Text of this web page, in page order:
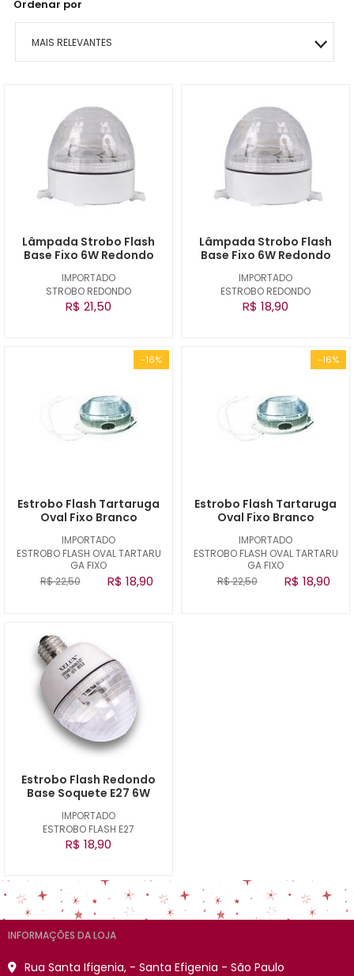
Ordenar por
MAIS RELEVANTES
MENOR PREÇO
MAIOR PREÇO
A - Z
IMPORTADO
STROBO REDONDO
Lâmpada Strobo Flash
Base Fixo 6W Redondo
R$ 21,50
IMPORTADO
ESTROBO REDONDO
Lâmpada Strobo Flash
Base Fixo 6W Redondo
R$ 18,90
-16%
IMPORTADO
ESTROBO FLASH OVAL TARTARU
GA FIXO
Estrobo Flash Tartaruga
Oval Fixo Branco
R$ 22,50 R$ 18,90
-16%
IMPORTADO
ESTROBO FLASH OVAL TARTARU
GA FIXO
Estrobo Flash Tartaruga
Oval Fixo Branco
R$ 22,50 R$ 18,90
IMPORTADO
ESTROBO FLASH E27
Estrobo Flash Redondo
Base Soquete E27 6W
R$ 18,90
INFORMAÇÕES DA LOJA
Rua Santa Ifigenia, - Santa Efigenia - São Paulo